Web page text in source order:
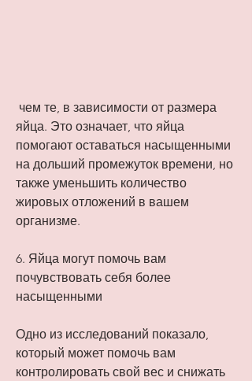
яйца. Это означает, что яйца
помогают оставаться насыщенными
на дольший промежуток времени, но
также уменьшить количество
жировых отложений в вашем
организме.
6. Яйца могут помочь вам
почувствовать себя более
насыщенными
Одно из исследований показало,
который может помочь вам
контролировать свой вес и снижать